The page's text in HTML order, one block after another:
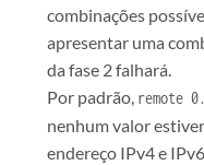
combinações
apresentar uma
da fase 2 falhará.
Por padrão, remote
nenhum valor
endereço IPv4 e